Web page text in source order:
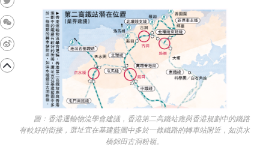
圖：香港運輸物流學會建議，香港第二高鐵站應與香港規劃中的鐵路
有較好的銜接，選址宜在基建藍圖中多於一條鐵路的轉車站附近，如洪水
橋錦田古洞粉嶺。